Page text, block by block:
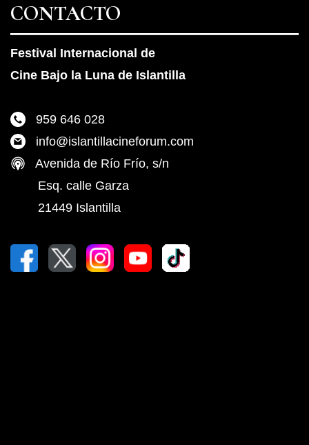
CONTACTO
Festival Internacional de
Cine Bajo la Luna de Islantilla
959 646 028
info@islantillacineforum.com
Avenida de Río Frío, s/n
Esq. calle Garza
21449 Islantilla